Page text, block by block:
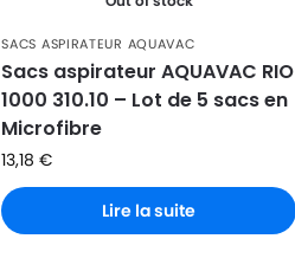
SACS ASPIRATEUR AQUAVAC
Sacs aspirateur AQUAVAC RIO
1000 310.10 – Lot de 5 sacs en
Microfibre
13,18€
Lire la suite